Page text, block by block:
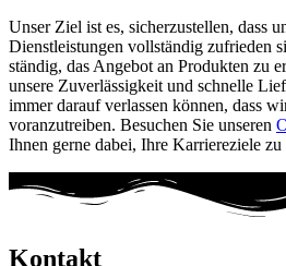
Unser Ziel ist es, sicherzustellen, dass
Dienstleistungen vollständig zufrieden
ständig, das Angebot an Produkten zu
unsere Zuverlässigkeit und schnelle
immer darauf verlassen können, dass
voranzutreiben. Besuchen Sie unseren
Ihnen gerne dabei, Ihre Karriereziele zu
Kontakt